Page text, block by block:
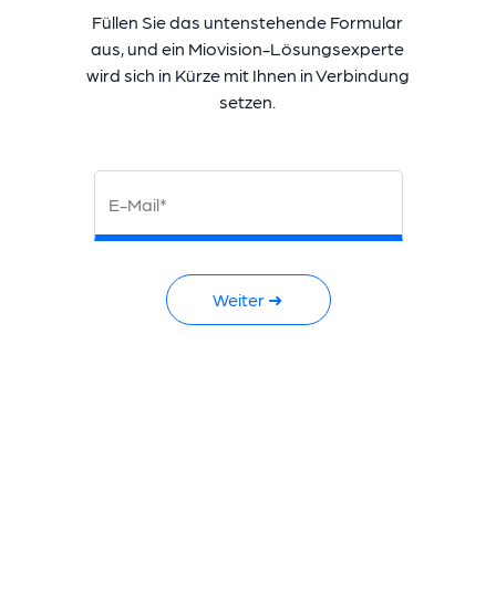
Füllen Sie das untenstehende Formular
aus, und ein Miovision-Lösungsexperte
wird sich in Kürze mit Ihnen in Verbindung
setzen.
E-Mail*
Weiter ➜